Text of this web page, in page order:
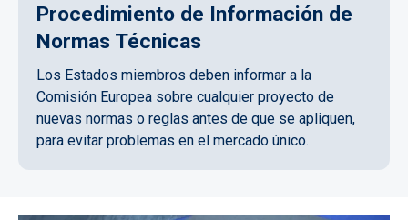
Procedimiento de Información de
Normas Técnicas
Los Estados miembros deben informar a la
Comisión Europea sobre cualquier proyecto de
nuevas normas o reglas antes de que se apliquen,
para evitar problemas en el mercado único.